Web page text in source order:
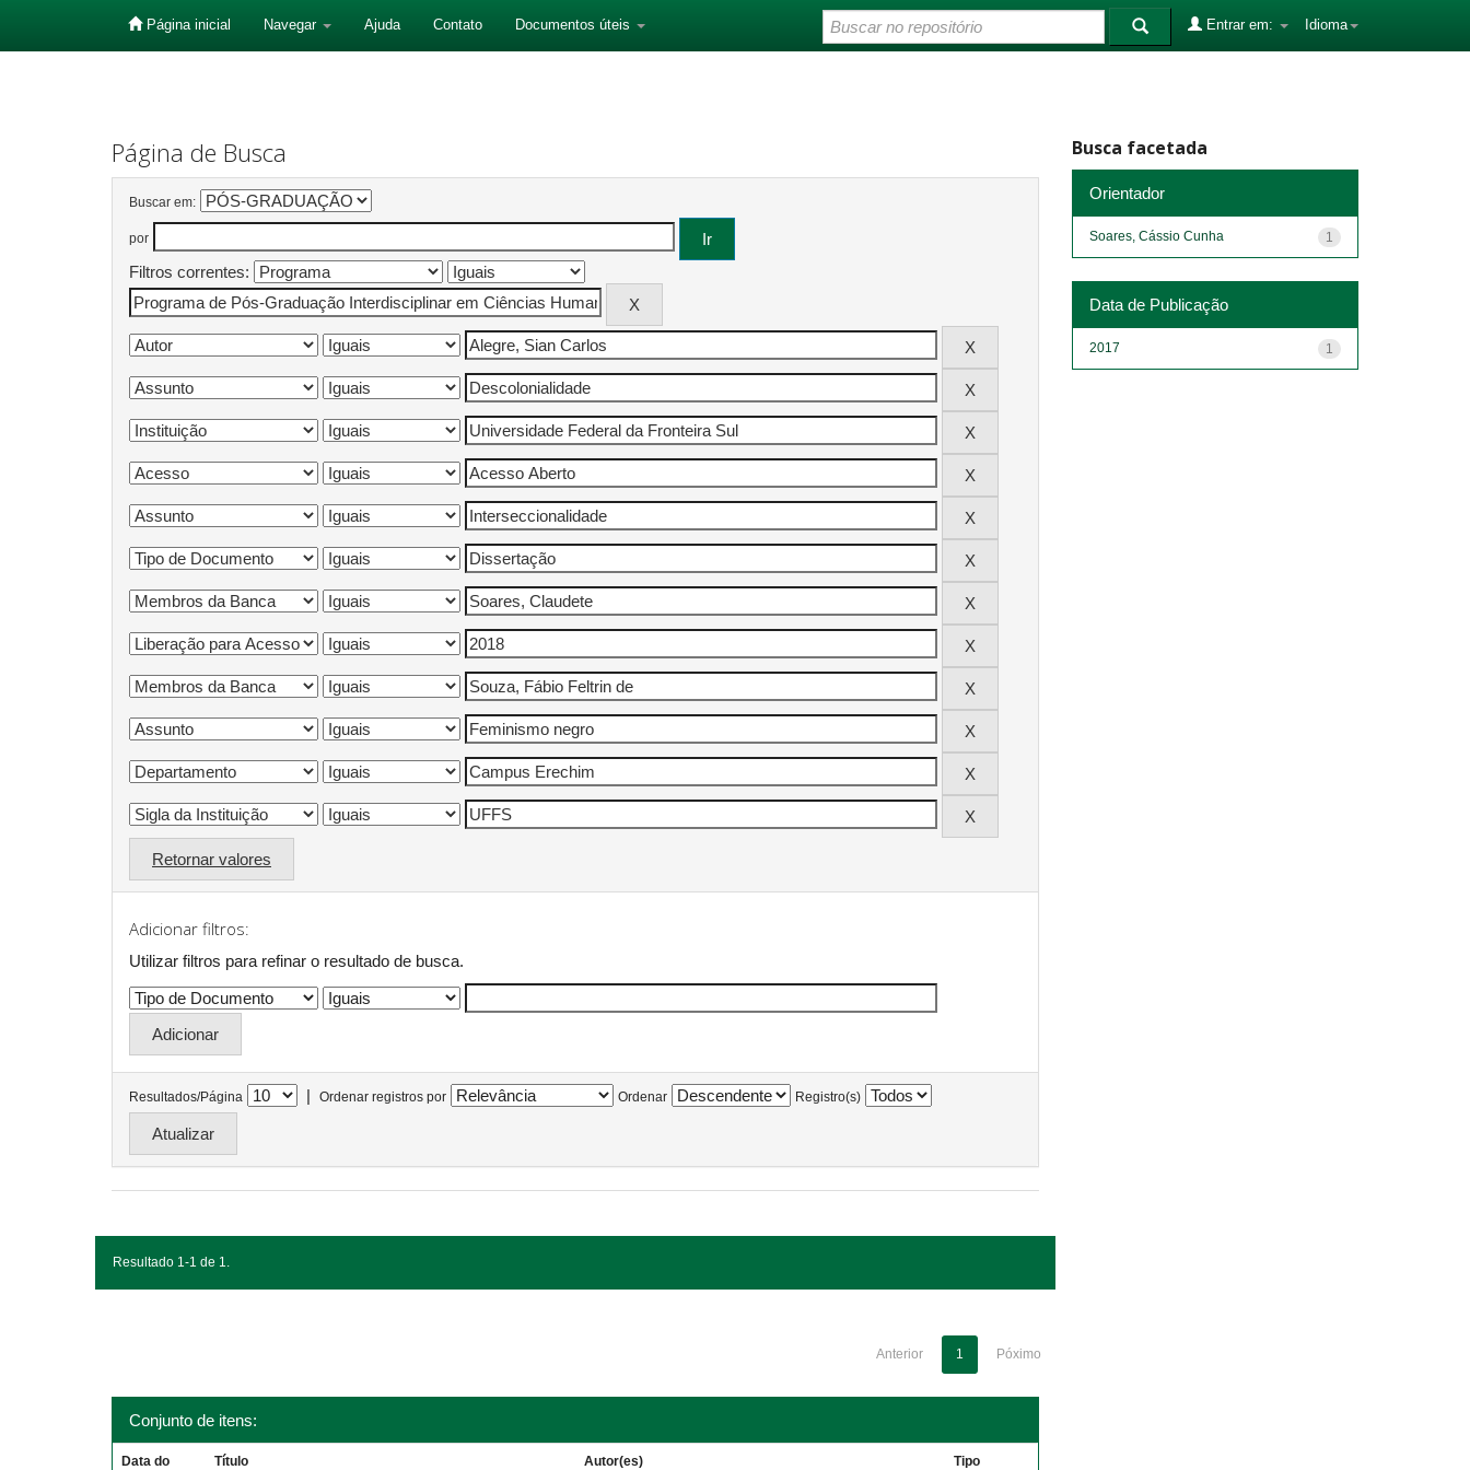
Página inicial Navegar Ajuda Contato Documentos úteis Idioma
Entrar em:
Página de Busca
Buscar em:
por
Filtros correntes:
Retornar valores
Adicionar filtros:
Utilizar filtros para refinar o resultado de busca.
Resultados/Página | Ordenar registros por Ordenar Registro(s)
Resultado 1-1 de 1.
Anterior 1 Póximo
Conjunto de itens:
Data do Título Autor(es) Tipo
Busca facetada
Orientador
1
Soares, Cássio Cunha
Data de Publicação
1
2017